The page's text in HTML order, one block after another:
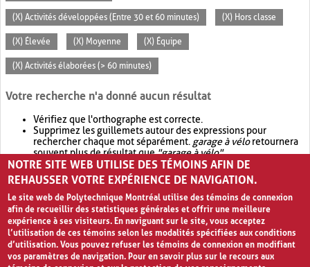
(X) Activités développées (Entre 30 et 60 minutes) (X) Hors classe
(X) Élevée (X) Moyenne (X) Équipe
(X) Activités élaborées (> 60 minutes)
Votre recherche n'a donné aucun résultat
Vérifiez que l'orthographe est correcte.
Supprimez les guillemets autour des expressions pour
rechercher chaque mot séparément. garage à véloretournera
souvent plus de résultat que"garage à vélo".
Envisagez d'élargir votre recherche avec OR.garage OR vélo
retournera souvent plus de résultat quegarage à vélo
NOTRE SITE WEB UTILISE DES TÉMOINS AFIN DE
REHAUSSER VOTRE EXPÉRIENCE DE NAVIGATION.
Le site web de Polytechnique Montréal utilise des témoins de connexion
afin de recueillir des statistiques générales et offrir une meilleure
expérience à ses visiteurs. En naviguant sur le site, vous acceptez
l’utilisation de ces témoins selon les modalités spécifiées aux conditions
d’utilisation. Vous pouvez refuser les témoins de connexion en modifiant
vos paramètres de navigation. Pour en savoir plus sur le recours aux